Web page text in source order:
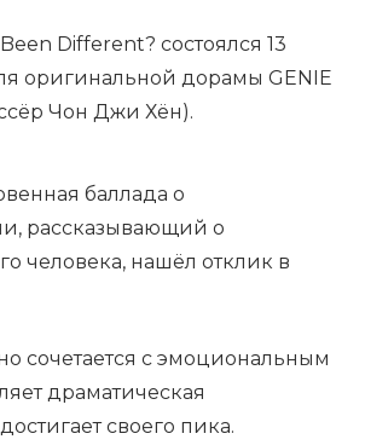
Different? состоялся 13
оригинальной дорамы GENIE
Чон Джи Хён).
баллада о
рассказывающий о
человека, нашёл отклик в
сочетается с эмоциональным
драматическая
своего пика.